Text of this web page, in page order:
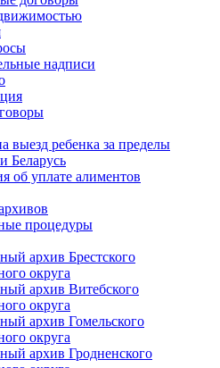
надписи
выезд ребенка за пределы
Беларусь
об уплате алиментов
процедуры
архив Брестского
округа
архив Витебского
округа
архив Гомельского
округа
архив Гродненского